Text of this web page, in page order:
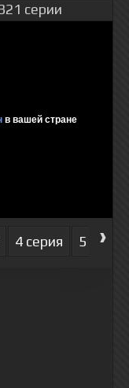
серии
4 серия 5 серия
›